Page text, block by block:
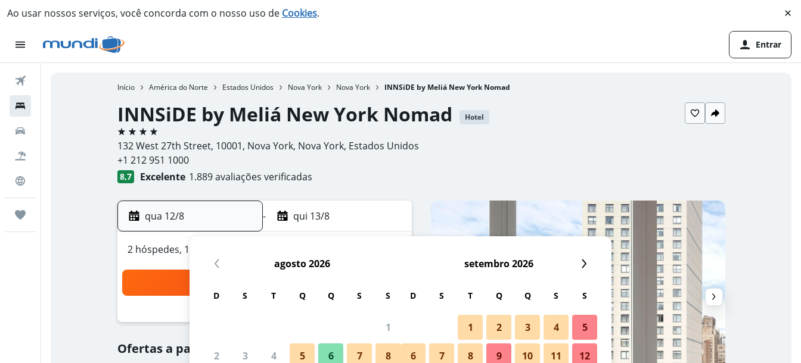
Ao usar nossos serviços, você concorda com o nosso uso de Cookies.
Entrar
Início América do Norte Estados Unidos Nova York Nova York INNSiDE by Meliá New York Nomad
INNSiDE by Meliá New York Nomad Hotel
4 estrelas
132 West 27th Street, 10001, Nova York, Nova York, Estados Unidos
+1 212 951 1000
8,7 Excelente 1.889 avaliações verificadas
qua 12/8 - qui 13/8
2 hóspedes, 1 quarto
Ofertas a partir de preço por noite mais barato(a)
agosto 2026
D S T Q Q S S
1
2 3 4 5 6 7 8
setembro 2026
D S T Q Q S S
1 2 3 4 5
6 7 8 9 10 11 12